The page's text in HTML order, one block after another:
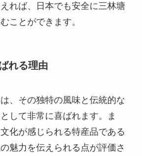
れば、日本でも安全に三林塘
ことができます。
れる理由
、その独特の風味と伝統的な
して非常に喜ばれます。ま
化が感じられる特産品である
魅力を伝えられる点が評価さ